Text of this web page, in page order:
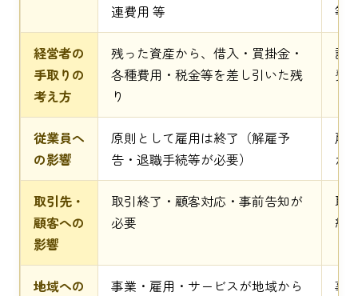
連費用 等
等
経営者の
手取りの
考え方
残った資産から、借入・買掛金・
各種費用・税金等を差し引いた残
り
譲
費
従業員へ
の影響
原則として雇用は終了（解雇予
告・退職手続等が必要）
雇
が
取引先・
顧客への
影響
取引終了・顧客対応・事前告知が
必要
取
約
地域への
事業・雇用・サービスが地域から
事